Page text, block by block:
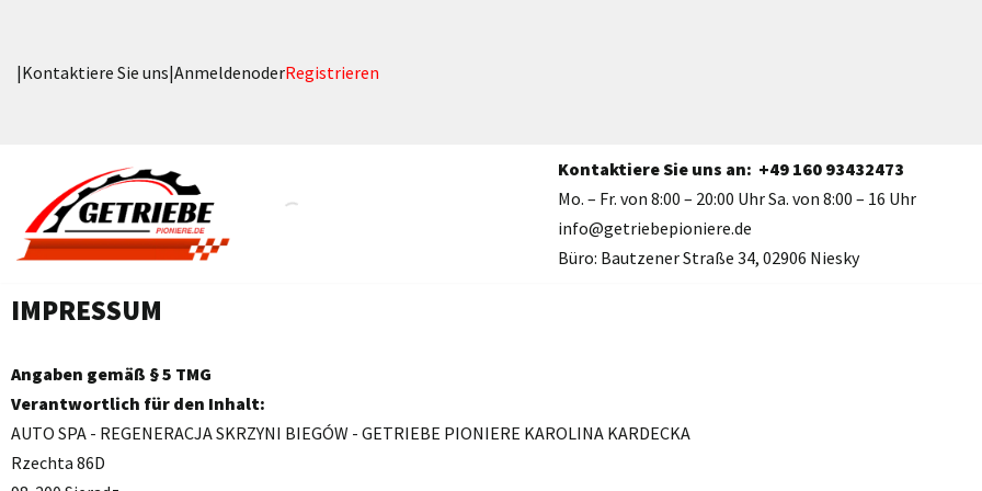
Zum
Inhalt
|Kontaktiere Sie uns|AnmeldenoderRegistrieren
Kontaktiere Sie uns an: +49 160 93432473
Mo. – Fr. von 8:00 – 20:00 Uhr Sa. von 8:00 – 16 Uhr
info@getriebepioniere.de
Büro: Bautzener Straße 34, 02906 Niesky
IMPRESSUM
Angaben gemäß § 5 TMG
Verantwortlich für den Inhalt:
AUTO SPA - REGENERACJA SKRZYNI BIEGÓW - GETRIEBE PIONIERE KAROLINA KARDECKA
Rzechta 86D